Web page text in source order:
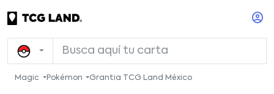
Magic Pokémon Grantia TCG Land México